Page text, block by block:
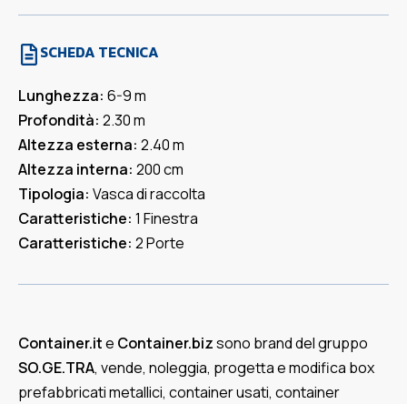
SCHEDA TECNICA
Lunghezza: 6-9 m
Profondità: 2.30 m
Altezza esterna: 2.40 m
Altezza interna: 200 cm
Tipologia: Vasca di raccolta
Caratteristiche: 1 Finestra
Caratteristiche: 2 Porte
Container.ite Container.bizsono brand del gruppo
SO.GE.TRA, vende, noleggia, progetta e modifica box
prefabbricati metallici, container usati, container